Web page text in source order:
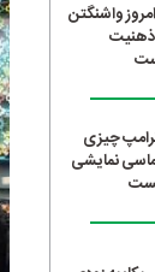
واشنگتن
ذهنیت
چیزی
نمایشی